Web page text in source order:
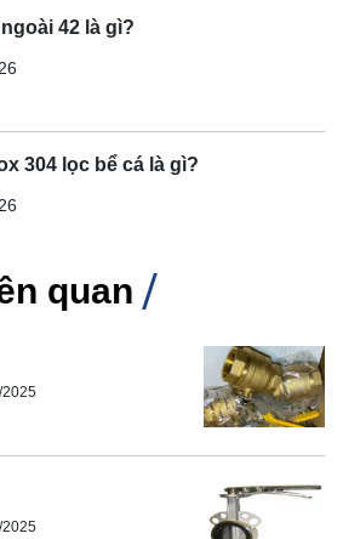
42 là gì?
304 lọc bể cá là gì?
quan
2025
2025